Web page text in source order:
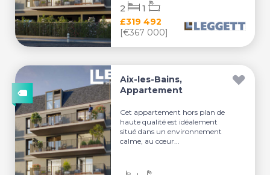
£319 492
[€367 000]
2 1
Aix-les-Bains,
Appartement
Cet appartement hors plan de
haute qualité est idéalement
situé dans un environnement
calme, au cœur...